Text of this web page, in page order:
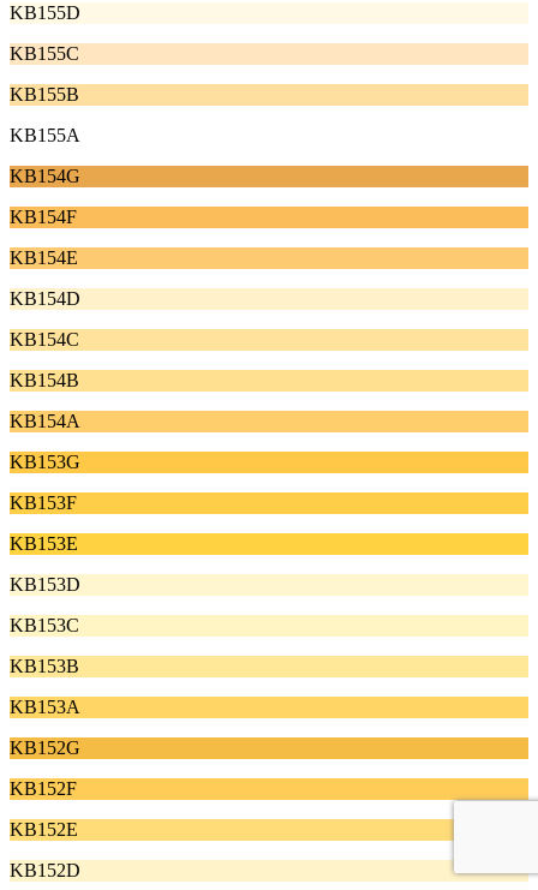
KB155D
KB155C
KB155B
KB155A
KB154G
KB154F
KB154E
KB154D
KB154C
KB154B
KB154A
KB153G
KB153F
KB153E
KB153D
KB153C
KB153B
KB153A
KB152G
KB152F
KB152E
KB152D